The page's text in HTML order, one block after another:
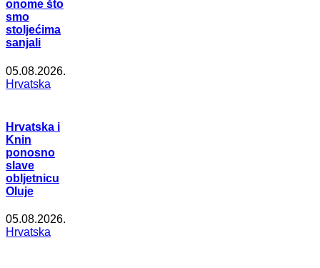
onome što
smo
stoljećima
sanjali
05.08.2026.
Hrvatska
Hrvatska i
Knin
ponosno
slave
obljetnicu
Oluje
05.08.2026.
Hrvatska